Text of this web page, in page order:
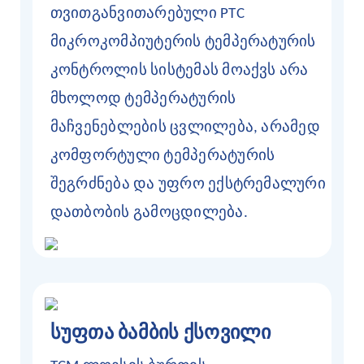
თვითგანვითარებული PTC
მიკროკომპიუტერის ტემპერატურის
კონტროლის სისტემას მოაქვს არა
მხოლოდ ტემპერატურის
მაჩვენებლების ცვლილება, არამედ
კომფორტული ტემპერატურის
შეგრძნება და უფრო ექსტრემალური
დათბობის გამოცდილება.
სუფთა ბამბის ქსოვილი